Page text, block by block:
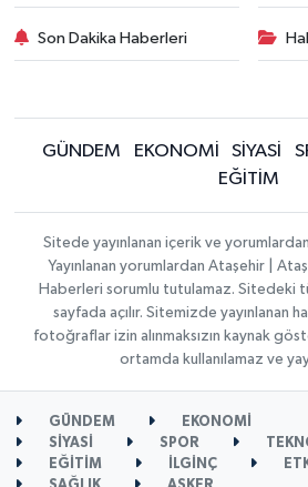
Son Dakika Haberleri
GÜNDEM EKONOMİ SİYASİ
EĞİTİM
Sitede yayınlanan içerik ve
Yayınlanan yorumlardan Ataşehir |
Haberleri sorumlu tutulamaz. Sitedeki
sayfada açılır. Sitemizde yayınlanan
fotoğraflar izin alınmaksızın kaynak
ortamda kullanılamaz ve
GÜNDEM
EKONOMİ
SİYASİ
SPOR
EĞİTİM
İLGİNÇ